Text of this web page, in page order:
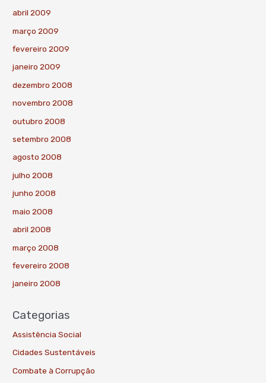
abril 2009
março 2009
fevereiro 2009
janeiro 2009
dezembro 2008
novembro 2008
outubro 2008
setembro 2008
agosto 2008
julho 2008
junho 2008
maio 2008
abril 2008
março 2008
fevereiro 2008
janeiro 2008
Categorias
Assistência Social
Cidades Sustentáveis
Combate à Corrupção